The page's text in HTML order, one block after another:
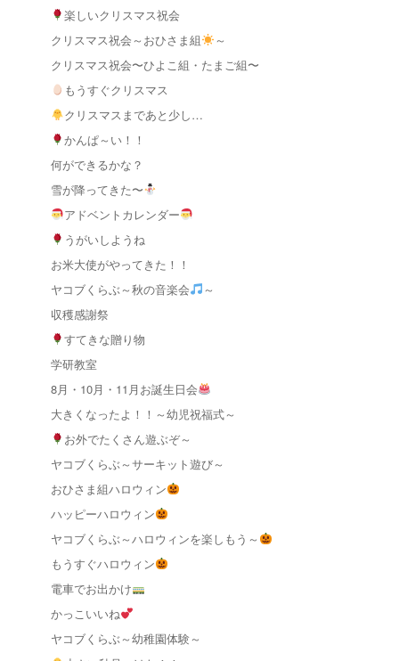
楽しいクリスマス祝会
クリスマス祝会～おひさま組
～
クリスマス祝会〜ひよこ組・たまご組〜
もうすぐクリスマス
クリスマスまであと少し…
かんぱ～い！！
何ができるかな？
雪が降ってきた〜
アドベントカレンダー
うがいしようね
お米大使がやってきた！！
ヤコブくらぶ～秋の音楽会
～
収穫感謝祭
すてきな贈り物
学研教室
8月・10月・11月お誕生日会
大きくなったよ！！～幼児祝福式～
お外でたくさん遊ぶぞ～
ヤコブくらぶ～サーキット遊び～
おひさま組ハロウィン
ハッピーハロウィン
ヤコブくらぶ～ハロウィンを楽しもう～
もうすぐハロウィン
電車でお出かけ
かっこいいね
ヤコブくらぶ～幼稚園体験～